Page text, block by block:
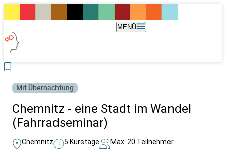
MENÜ
Mit Übernachtung
Chemnitz - eine Stadt im Wandel
(Fahrradseminar)
Chemnitz 5 Kurstage Max. 20 Teilnehmer